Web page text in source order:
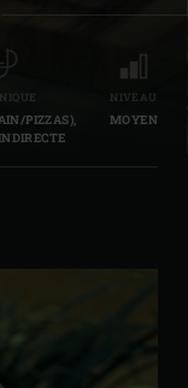
PIZZAS),
NIVEAU
MOYEN